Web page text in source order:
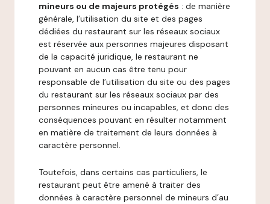
mineurs ou de majeurs protégés : de manière
générale, l’utilisation du site et des pages
dédiées du restaurant sur les réseaux sociaux
est réservée aux personnes majeures disposant
de la capacité juridique, le restaurant ne
pouvant en aucun cas être tenu pour
responsable de l’utilisation du site ou des pages
du restaurant sur les réseaux sociaux par des
personnes mineures ou incapables, et donc des
conséquences pouvant en résulter notamment
en matière de traitement de leurs données à
caractère personnel.
Toutefois, dans certains cas particuliers, le
restaurant peut être amené à traiter des
données à caractère personnel de mineurs d’au